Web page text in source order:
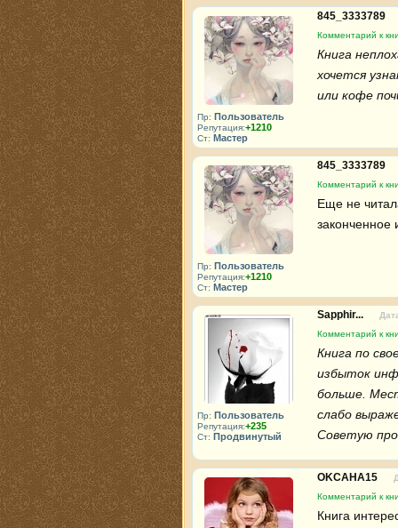
Пр: Пользователь
Репутация:+1210
Ст: Мастер
845_3333789
Комментарий к
Книга
хочется
или кофе
Пр: Пользователь
Репутация:+1210
Ст: Мастер
845_3333789
Комментарий к
Еще не
Пр: Пользователь
Репутация:+235
Ст: Продвинутый
Sapphir...
Комментарий к
Книга по
избыток
больше.
слабо
Советую
OKCAHA15
Комментарий к
Книга